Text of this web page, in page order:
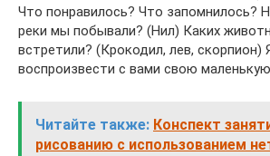
Что понравилось? Что запомнилось?
реки мы побывали? (Нил) Каких
встретили? (Крокодил, лев, скорпион)
воспроизвести с вами свою
Читайте также: Конспект
рисованию с использованием